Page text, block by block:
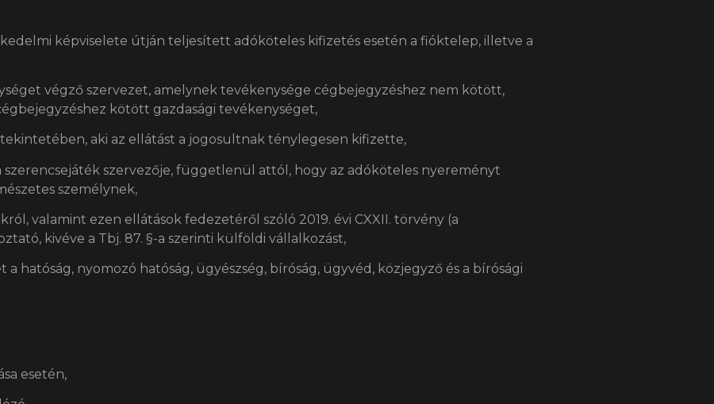
képviselete útján teljesített adóköteles kifizetés esetén a fióktelep, illetve a
végző szervezet, amelynek tevékenysége cégbejegyzéshez nem kötött,
kötött gazdasági tevékenységet,
aki az ellátást a jogosultnak ténylegesen kifizette,
szervezője, függetlenül attól, hogy az adóköteles nyereményt
személynek,
valamint ezen ellátások fedezetéről szóló 2019. évi CXXII. törvény (a
kivéve a Tbj. 87. §-a szerinti külföldi vállalkozást,
hatóság, nyomozó hatóság, ügyészség, bíróság, ügyvéd, közjegyző és a bírósági
esetén,